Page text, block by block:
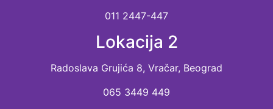
011 2447-447
Lokacija 2
Radoslava Grujića 8, Vračar, Beograd
065 3449 449